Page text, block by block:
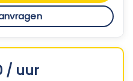
/ uur